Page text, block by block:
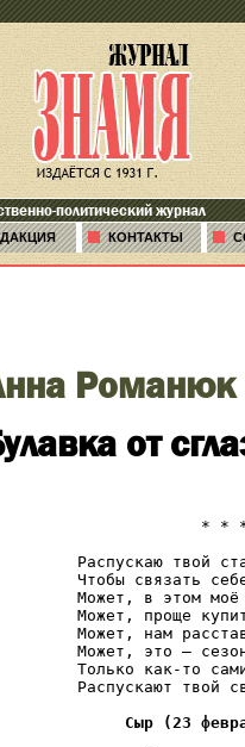
политический журнал
КОНТАКТЫ
Романюк
от
* *
Распускаю твой
Чтобы связать
Может, в этом моё
Может, проще
Может, нам
Может, это —
Только как-то
Распускают твой
Сыр (23